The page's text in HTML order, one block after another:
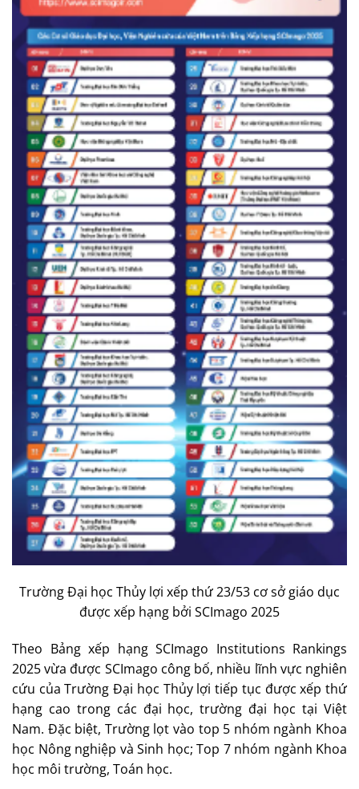
Trường Đại học Thủy lợi xếp thứ 23/53 cơ sở giáo dục
được xếp hạng bởi SCImago 2025
Theo Bảng xếp hạng SCImago Institutions Rankings
2025 vừa được SCImago công bố, nhiều lĩnh vực nghiên
cứu của Trường Đại học Thủy lợi tiếp tục được xếp thứ
hạng cao trong các đại học, trường đại học tại Việt
Nam. Đặc biệt, Trường lọt vào top 5 nhóm ngành Khoa
học Nông nghiệp và Sinh học; Top 7 nhóm ngành Khoa
học môi trường, Toán học.